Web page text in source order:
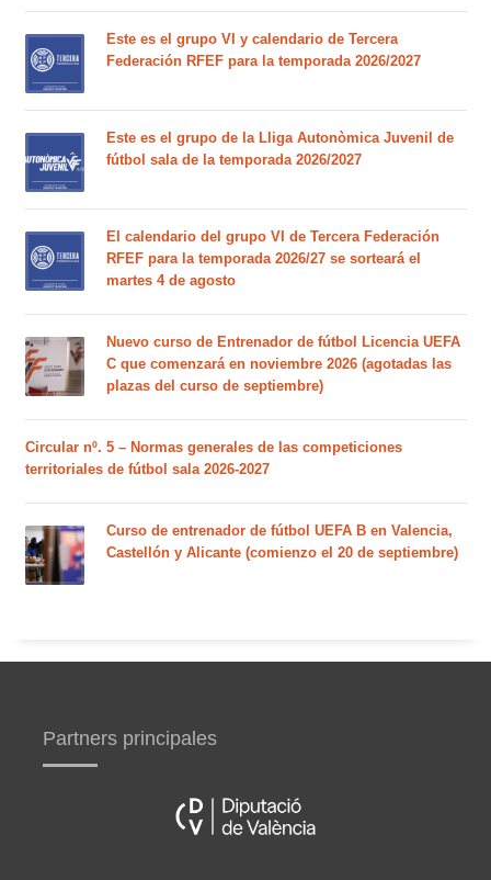
Este es el grupo VI y calendario de Tercera
Federación RFEF para la temporada 2026/2027
Este es el grupo de la Lliga Autonòmica Juvenil de
fútbol sala de la temporada 2026/2027
El calendario del grupo VI de Tercera Federación
RFEF para la temporada 2026/27 se sorteará el
martes 4 de agosto
Nuevo curso de Entrenador de fútbol Licencia UEFA
C que comenzará en noviembre 2026 (agotadas las
plazas del curso de septiembre)
Circular nº. 5 – Normas generales de las competiciones
territoriales de fútbol sala 2026-2027
Curso de entrenador de fútbol UEFA B en Valencia,
Castellón y Alicante (comienzo el 20 de septiembre)
Partners principales